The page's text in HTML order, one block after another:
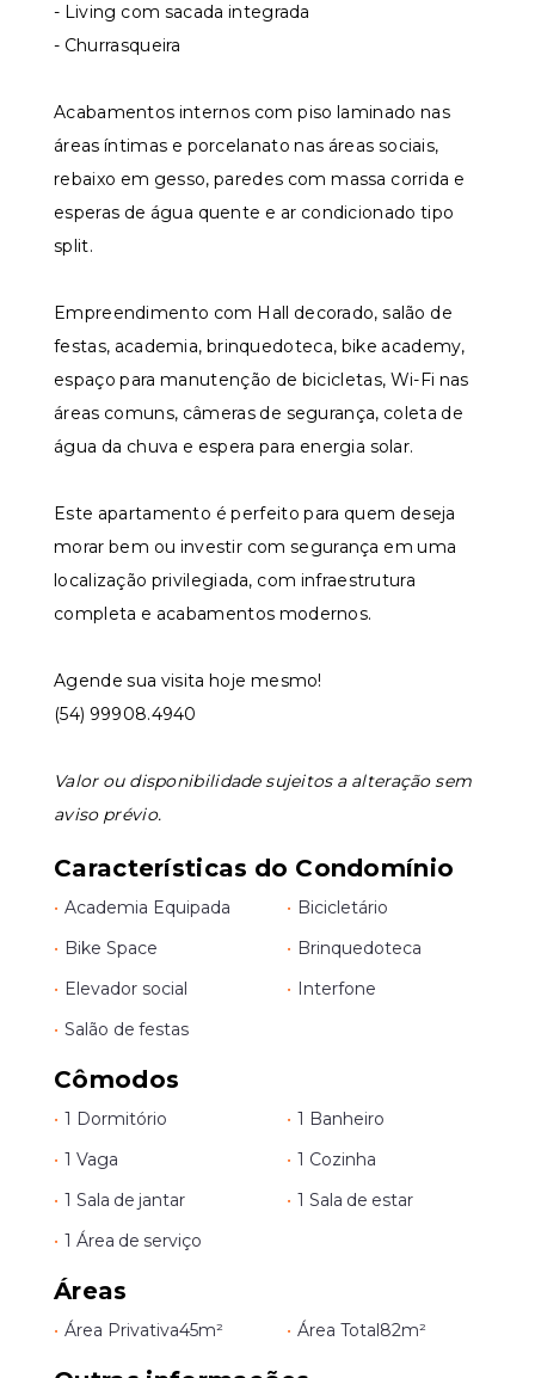
- Living com sacada integrada
- Churrasqueira
Acabamentos internos com piso laminado nas
áreas íntimas e porcelanato nas áreas sociais,
rebaixo em gesso, paredes com massa corrida e
esperas de água quente e ar condicionado tipo
split.
Empreendimento com Hall decorado, salão de
festas, academia, brinquedoteca, bike academy,
espaço para manutenção de bicicletas, Wi-Fi nas
áreas comuns, câmeras de segurança, coleta de
água da chuva e espera para energia solar.
Este apartamento é perfeito para quem deseja
morar bem ou investir com segurança em uma
localização privilegiada, com infraestrutura
completa e acabamentos modernos.
Agende sua visita hoje mesmo!
(54) 99908.4940
Valor ou disponibilidade sujeitos a alteração sem
aviso prévio.
Características do Condomínio
• Academia Equipada • Bicicletário
• Bike Space • Brinquedoteca
• Elevador social • Interfone
• Salão de festas
Cômodos
• 1 Dormitório • 1 Banheiro
• 1 Vaga • 1 Cozinha
• 1 Sala de jantar • 1 Sala de estar
• 1 Área de serviço
Áreas
• Área Privativa45m² • Área Total82m²